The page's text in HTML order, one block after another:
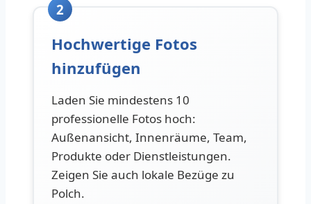
2
Hochwertige Fotos
hinzufügen
Laden Sie mindestens 10
professionelle Fotos hoch:
Außenansicht, Innenräume, Team,
Produkte oder Dienstleistungen.
Zeigen Sie auch lokale Bezüge zu
Polch.